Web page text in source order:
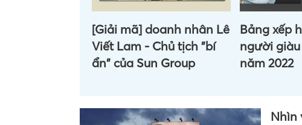
[Giải mã] doanh nhân Lê
Viết Lam - Chủ tịch "bí
ẩn" của Sun Group
Bảng xếp
người
năm 2022
Nhìn